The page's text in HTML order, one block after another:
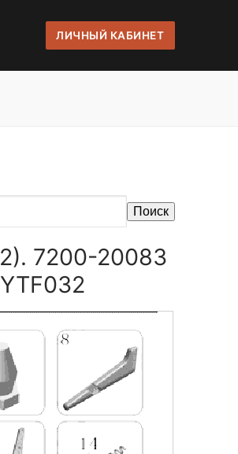
ЛИЧНЫЙ КАБИНЕТ
Поиск
7200-20083